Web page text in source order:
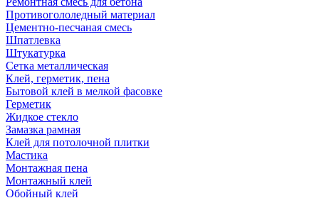
Противогололедный материал
Цементно-песчаная смесь
Шпатлевка
Штукатурка
Сетка металлическая
Клей, герметик, пена
Бытовой клей в мелкой фасовке
Герметик
Жидкое стекло
Замазка рамная
Клей для потолочной плитки
Мастика
Монтажная пена
Монтажный клей
Обойный клей